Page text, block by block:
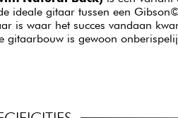
ideale gitaar tussen een
is waar het succes vandaan
is gewoon